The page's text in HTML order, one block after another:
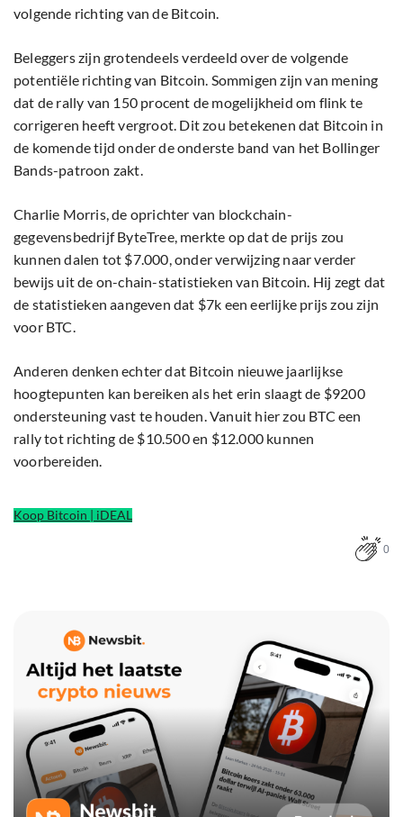
volgende richting van de Bitcoin.
Beleggers zijn grotendeels verdeeld over de volgende
potentiële richting van Bitcoin. Sommigen zijn van mening
dat de rally van 150 procent de mogelijkheid om flink te
corrigeren heeft vergroot. Dit zou betekenen dat Bitcoin in
de komende tijd onder de onderste band van het Bollinger
Bands-patroon zakt.
Charlie Morris, de oprichter van blockchain-
gegevensbedrijf ByteTree, merkte op dat de prijs zou
kunnen dalen tot $7.000, onder verwijzing naar verder
bewijs uit de on-chain-statistieken van Bitcoin. Hij zegt dat
de statistieken aangeven dat $7k een eerlijke prijs zou zijn
voor BTC.
Anderen denken echter dat Bitcoin nieuwe jaarlijkse
hoogtepunten kan bereiken als het erin slaagt de $9200
ondersteuning vast te houden. Vanuit hier zou BTC een
rally tot richting de $10.500 en $12.000 kunnen
voorbereiden.
Koop Bitcoin | iDEAL
0